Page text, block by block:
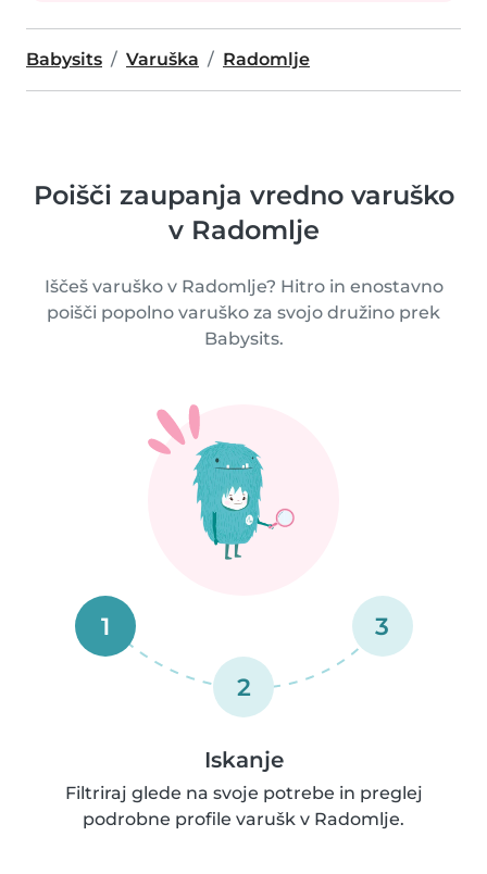
Babysits Varuška Radomlje
Poišči zaupanja vredno varuško
v Radomlje
Iščeš varuško v Radomlje? Hitro in enostavno
poišči popolno varuško za svojo družino prek
Babysits.
1
2
3
Iskanje
Filtriraj glede na svoje potrebe in preglej
podrobne profile varušk v Radomlje.